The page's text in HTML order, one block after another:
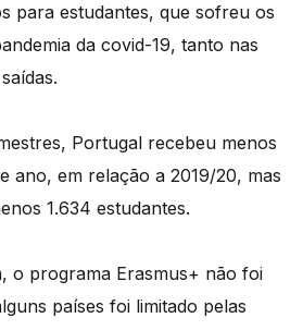
para estudantes, que sofreu os
da covid-19, tanto nas
Portugal recebeu menos
ano, em relação a 2019/20, mas
1.634 estudantes.
o programa Erasmus+ não foi
países foi limitado pelas